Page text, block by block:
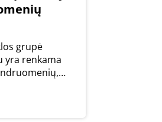
grupė
yra renkama